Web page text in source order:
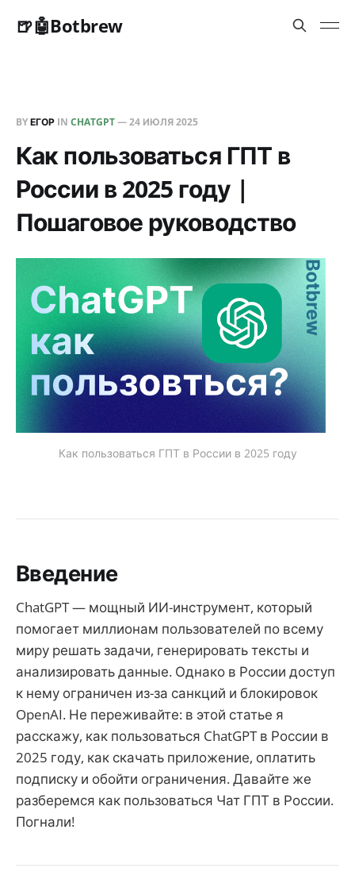
🍺🤖Botbrew
BYЕГОР IN CHATGPT—24 ИЮЛЯ 2025
Как пользоваться ГПТ в
России в 2025 году |
Пошаговое руководство
Как пользоваться ГПТ в России в 2025 году
Введение
ChatGPT — мощный ИИ-инструмент, который
помогает миллионам пользователей по всему
миру решать задачи, генерировать тексты и
анализировать данные. Однако в России доступ
к нему ограничен из-за санкций и блокировок
OpenAI. Не переживайте: в этой статье я
расскажу, как пользоваться ChatGPT в России в
2025 году, как скачать приложение, оплатить
подписку и обойти ограничения. Давайте же
разберемся как пользоваться Чат ГПТ в России.
Погнали!